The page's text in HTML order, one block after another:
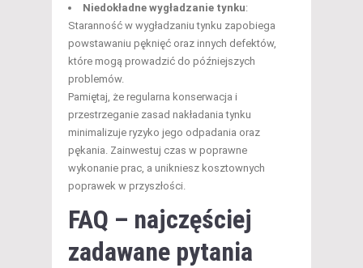
Niedokładne wygładzanie tynku:
Staranność w wygładzaniu tynku zapobiega
powstawaniu pęknięć oraz innych defektów,
które mogą prowadzić do późniejszych
problemów.
Pamiętaj, że regularna konserwacja i
przestrzeganie zasad nakładania tynku
minimalizuje ryzyko jego odpadania oraz
pękania. Zainwestuj czas w poprawne
wykonanie prac, a unikniesz kosztownych
poprawek w przyszłości.
FAQ – najczęściej
zadawane pytania